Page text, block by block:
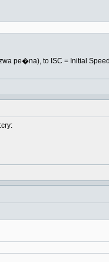
pe�na), to ISC = Initial